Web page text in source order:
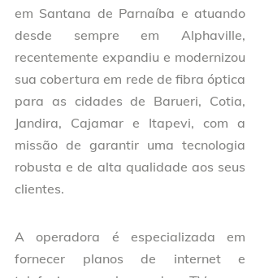
em Santana de Parnaíba e atuando
desde sempre em Alphaville,
recentemente expandiu e modernizou
sua cobertura em rede de fibra óptica
para as cidades de Barueri, Cotia,
Jandira, Cajamar e Itapevi, com a
missão de garantir uma tecnologia
robusta e de alta qualidade aos seus
clientes.
A operadora é especializada em
fornecer planos de internet e